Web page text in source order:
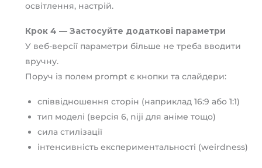
освітлення, настрій.
Крок 4 — Застосуйте додаткові параметри
У веб-версії параметри більше не треба вводити
вручну.
Поруч із полем prompt є кнопки та слайдери:
співвідношення сторін (наприклад 16:9 або 1:1)
тип моделі (версія 6, niji для аніме тощо)
сила стилізації
інтенсивність експериментальності (weirdness)